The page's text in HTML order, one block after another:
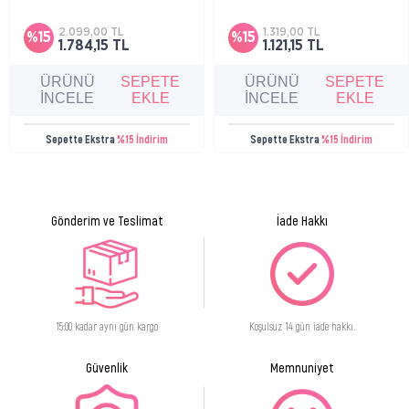
EXTRACT, ETLİNGERA ELATİOR EXTRACT, SİMMONDSİA CHİNENSİS (JOJOBA)
SEED OİL, CROCUS SATİVUS FLOWER EXTRACT, EİCHHORNİA CRASSİPES
EXTRACT, BENZYL ALCOHOL, BENZYL SALİCYLATE, LİNALOOL, COUMARİN,
GERANİOL, CİTRONELLOL.
Cilt Tipi Olgun Cilt
yardımcı nemlendirici bakım kremi.
%15
1.784,15 TL
2.099,00 TL
Sepette Ekstra%15 İndirim
ÜRÜNÜ
İNCELE
SEPETE
EKLE
nemlendirici bakım kremi.
%15
1.121,15 TL
1.319,00 TL
Sepette Ekstra%15 İndirim
ÜRÜNÜ
İNCELE
SEPETE
EKLE
Gönderim ve Teslimat
15:00 kadar aynı gün kargo
İade Hakkı
Koşulsuz 14 gün iade hakkı.
Güvenlik Memnuniyet